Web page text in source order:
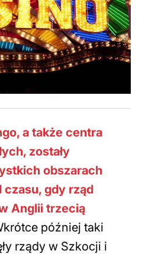
a także centra
zostały
obszarach
czasu, gdy rząd
Anglii trzecią
później taki
rządy w Szkocji i